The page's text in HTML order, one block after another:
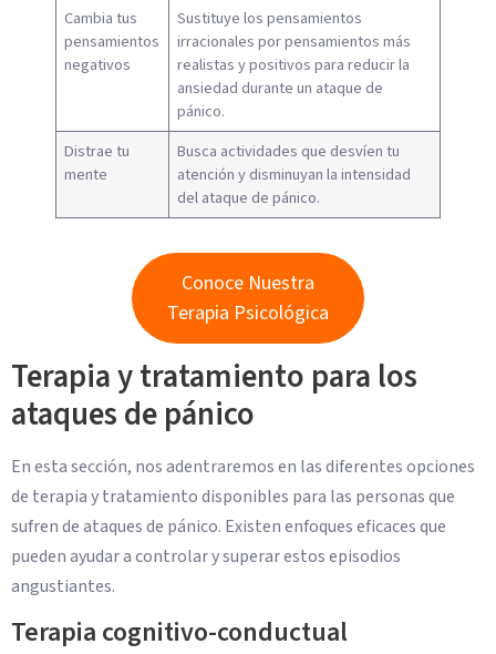
Cambia tus
pensamientos
negativos
Sustituye los pensamientos
irracionales por pensamientos más
realistas y positivos para reducir la
ansiedad durante un ataque de
pánico.
Distrae tu
mente
Busca actividades que desvíen tu
atención y disminuyan la intensidad
del ataque de pánico.
Conoce Nuestra
Terapia Psicológica
Terapia y tratamiento para los
ataques de pánico
En esta sección, nos adentraremos en las diferentes opciones
de terapia y tratamiento disponibles para las personas que
sufren de ataques de pánico. Existen enfoques eficaces que
pueden ayudar a controlar y superar estos episodios
angustiantes.
Terapia cognitivo-conductual